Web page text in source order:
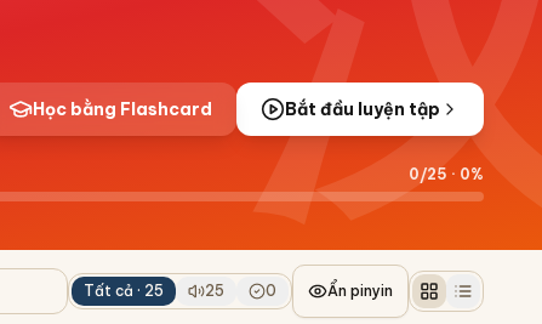
Học bằng Flashcard Bắt đầu luyện tập
0/25 · 0%
Tất cả · 25 25 0 Ẩn pinyin